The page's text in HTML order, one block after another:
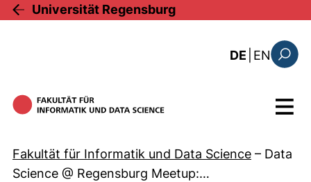
Direkt zum Inhalt
Universität Regensburg
DE EN: this
Menü
Fakultät für Informatik und Data Science – Data
Science @ Regensburg Meetup:…